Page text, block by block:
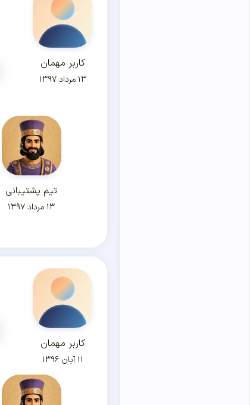
کاربر مهمان
۱۳ مرداد ۱۳۹۷
تیم پشتیبانی
۱۳ مرداد ۱۳۹۷
کاربر مهمان
۱۱ آبان ۱۳۹۶